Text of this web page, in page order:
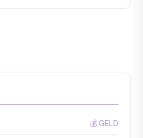
💰 GELD